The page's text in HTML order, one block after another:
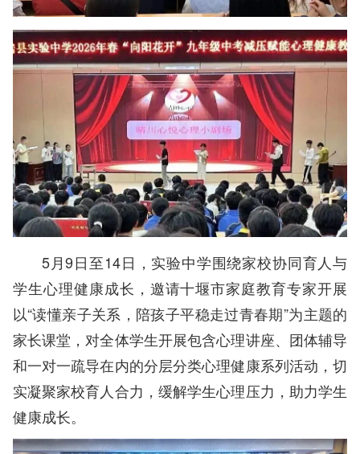
5月9日至14日，实验中学围绕家校协同育人与
学生心理健康成长，邀请十堰市家庭教育专家开展
以“读懂亲子关系，陪孩子平稳走过青春期”为主题的
家长课堂，对全体学生开展包含心理讲座、团体辅导
和一对一疏导在内的分层分类心理健康系列活动，切
实凝聚家校育人合力，缓解学生心理压力，助力学生
健康成长。